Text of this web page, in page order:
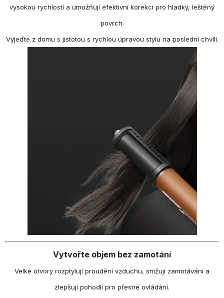
vysokou rychlostí a umožňují efektivní korekci pro hladký, leštěný
povrch.
Vyjeďte z domu s jistotou s rychlou úpravou stylu na poslední chvíli.
Vytvořte objem bez zamotání
Velké otvory rozptylují proudění vzduchu, snižují zamotávání a
zlepšují pohodlí pro přesné ovládání.